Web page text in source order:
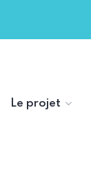
Le projet